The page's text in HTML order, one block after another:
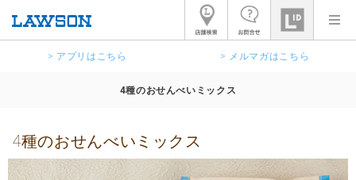
> アプリはこちら > メルマガはこちら
4種のおせんべいミックス
4種のおせんべいミックス